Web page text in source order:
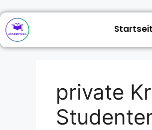
private